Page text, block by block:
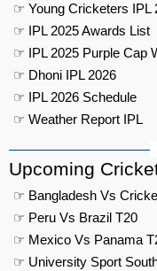
☞ Young Cricketers IPL
☞ IPL 2025 Awards List
☞ IPL 2025 Purple Cap
☞ Dhoni IPL 2026
☞ IPL 2026 Schedule
☞ Weather Report IPL
Upcoming
☞ Bangladesh Vs
☞ Peru Vs Brazil T20
☞ Mexico Vs Panama
☞ University Sport